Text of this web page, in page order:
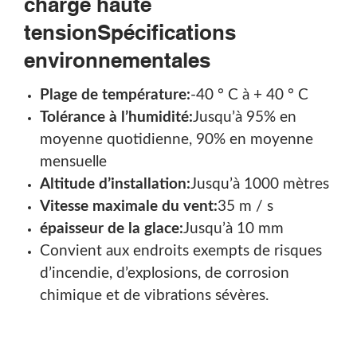
tensionSpécifications
environnementales
Plage de température:-40 ° C à + 40 ° C
Tolérance à l’humidité:Jusqu’à 95% en
moyenne quotidienne, 90% en moyenne
mensuelle
Altitude d’installation:Jusqu’à 1000 mètres
Vitesse maximale du vent:35 m / s
épaisseur de la glace:Jusqu’à 10 mm
Convient aux endroits exempts de risques
d’incendie, d’explosions, de corrosion
chimique et de vibrations sévères.